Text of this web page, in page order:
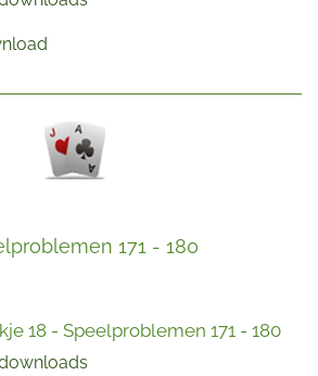
171 - 180
18 - Speelproblemen 171 - 180